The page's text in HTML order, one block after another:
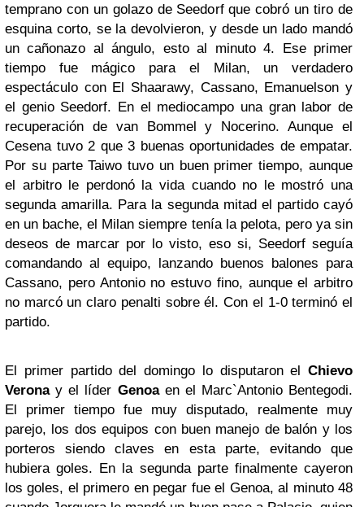
temprano con un golazo de Seedorf que cobró un tiro de
esquina corto, se la devolvieron, y desde un lado mandó
un cañonazo al ángulo, esto al minuto 4. Ese primer
tiempo fue mágico para el Milan, un verdadero
espectáculo con El Shaarawy, Cassano, Emanuelson y
el genio Seedorf. En el mediocampo una gran labor de
recuperación de van Bommel y Nocerino. Aunque el
Cesena tuvo 2 que 3 buenas oportunidades de empatar.
Por su parte Taiwo tuvo un buen primer tiempo, aunque
el arbitro le perdonó la vida cuando no le mostró una
segunda amarilla. Para la segunda mitad el partido cayó
en un bache, el Milan siempre tenía la pelota, pero ya sin
deseos de marcar por lo visto, eso si, Seedorf seguía
comandando al equipo, lanzando buenos balones para
Cassano, pero Antonio no estuvo fino, aunque el arbitro
no marcó un claro penalti sobre él. Con el 1-0 terminó el
partido.
El primer partido del domingo lo disputaron el Chievo
Veronay el líder Genoaen el Marc`Antonio Bentegodi.
El primer tiempo fue muy disputado, realmente muy
parejo, los dos equipos con buen manejo de balón y los
porteros siendo claves en esta parte, evitando que
hubiera goles. En la segunda parte finalmente cayeron
los goles, el primero en pegar fue el Genoa, al minuto 48